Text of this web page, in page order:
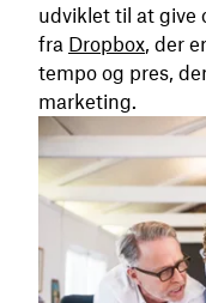
udviklet til at give
fra Dropbox, der
tempo og pres,
marketing.